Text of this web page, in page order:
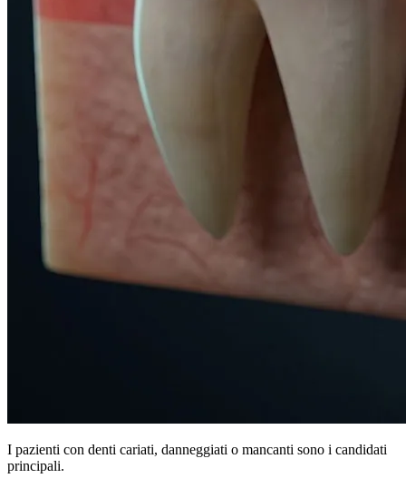
I pazienti con denti cariati, danneggiati o mancanti sono i candidati
principali.